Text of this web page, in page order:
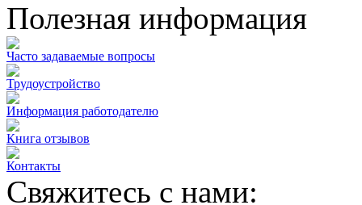
Полезная информация
Часто задаваемые вопросы
Трудоустройство
Информация работодателю
Книга отзывов
Контакты
Свяжитесь с нами: